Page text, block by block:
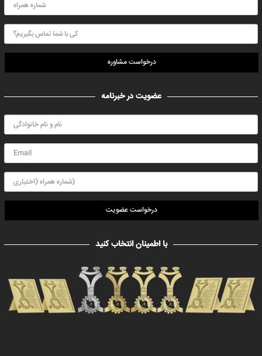
درخواست مشاوره
عضویت در خبرنامه
درخواست عضویت
با اطمینان انتخاب کنید